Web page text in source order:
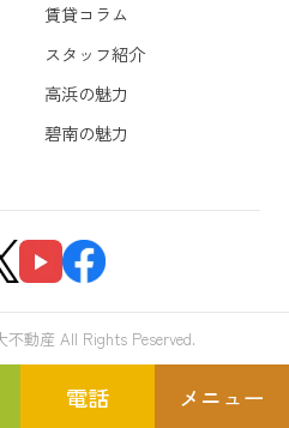
賃貸コラム
スタッフ紹介
高浜の魅力
碧南の魅力
動産 All Rights Peserved.
電話 メニュー